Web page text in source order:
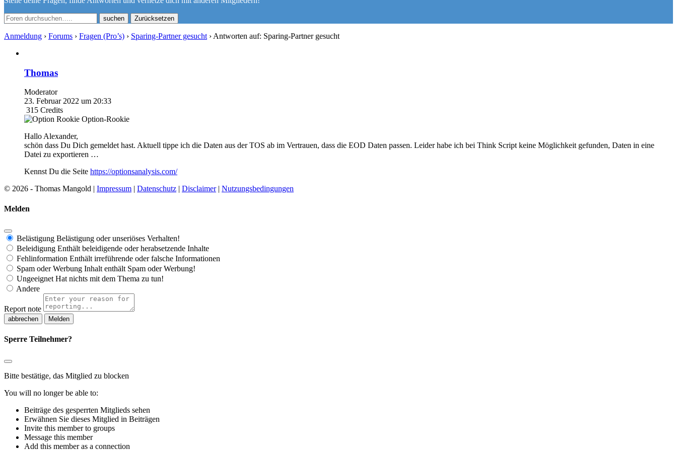
Zurücksetzen
Anmeldung › Forums › Fragen (Pro’s) › Sparing-Partner gesucht › Antworten auf: Sparing-Partner gesucht
Thomas
Moderator
23. Februar 2022 um 20:33
315 Credits
Option-Rookie
Hallo Alexander,
schön dass Du Dich gemeldet hast. Aktuell tippe ich die Daten aus der TOS ab im Vertrauen, dass die EOD Daten passen. Leider habe ich bei Think Script keine Möglichkeit gefunden, Daten in eine
Datei zu exportieren …
Kennst Du die Seite https://optionsanalysis.com/
© 2026 - Thomas Mangold | Impressum | Datenschutz | Disclaimer| Nutzungsbedingungen
Melden
Belästigung Belästigung oder unseriöses Verhalten!
Beleidigung Enthält beleidigende oder herabsetzende Inhalte
Fehlinformation Enthält irreführende oder falsche Informationen
Spam oder Werbung Inhalt enthält Spam oder Werbung!
Ungeeignet Hat nichts mit dem Thema zu tun!
Andere
Report note
Melden
Sperre Teilnehmer?
Bitte bestätige, das Mitglied zu blocken
You will no longer be able to:
Beiträge des gesperrten Mitglieds sehen
Erwähnen Sie dieses Mitglied in Beiträgen
Invite this member to groups
Message this member
Add this member as a connection